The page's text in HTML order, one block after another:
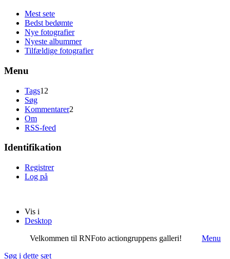
Mest sete
Bedst bedømte
Nye fotografier
Nyeste albummer
Tilfældige fotografier
Menu
Tags12
Søg
Kommentarer2
Om
RSS-feed
Identifikation
Registrer
Log på
Vis i
Desktop
Velkommen til RNFoto actiongruppens galleri!
Menu
Søg i dette sæt